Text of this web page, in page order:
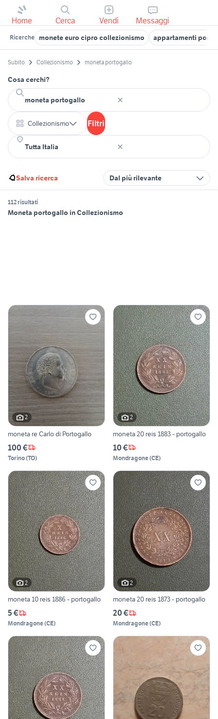
Home Cerca Vendi Messaggi
Ricerche monete euro cipro collezionismo appartamenti
Subito Collezionismo moneta portogallo
Cosa cerchi?
Collezionismo Filtri
Salva ricerca Dal più rilevante
112 risultati
Moneta portogallo in Collezionismo
2
moneta re Carlo di Portogallo
100 €
Torino(TO)
2
moneta 20 reis 1883 - portogallo
10 €
Mondragone(CE)
2
moneta 10 reis 1886 - portogallo
5 €
Mondragone(CE)
2
moneta 20 reis 1873 - portogallo
20 €
Mondragone(CE)